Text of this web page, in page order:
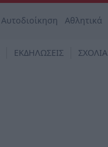
Αυτοδιοίκηση Αθλητικά
ΕΚΔΗΛΩΣΕΙΣ ΣΧΟΛΙΑ